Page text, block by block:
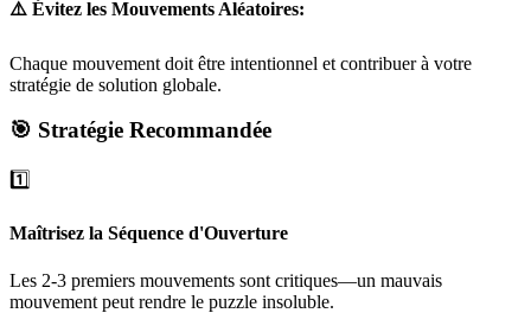
⚠️ Évitez les Mouvements Aléatoires:
Chaque mouvement doit être intentionnel et contribuer à votre
stratégie de solution globale.
🎯 Stratégie Recommandée
1️⃣
Maîtrisez la Séquence d'Ouverture
Les 2-3 premiers mouvements sont critiques—un mauvais
mouvement peut rendre le puzzle insoluble.